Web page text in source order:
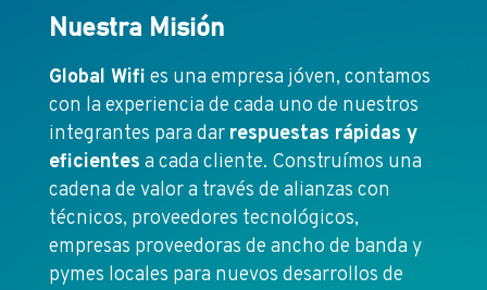
Nuestra Misión
Global Wifi es una empresa jóven, contamos
con la experiencia de cada uno de nuestros
integrantes para dar respuestas rápidas y
eficientes a cada cliente. Construímos una
cadena de valor a través de alianzas con
técnicos, proveedores tecnológicos,
empresas proveedoras de ancho de banda y
pymes locales para nuevos desarrollos de